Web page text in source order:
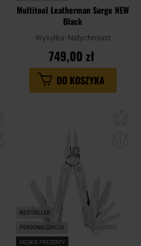
Multitool Leatherman Surge NEW
Black
Wysyłka: Natychmiast
749,00 zł
DO KOSZYKA
BESTSELLER
PERSONALIZACJA
MĘSKIE PREZENTY